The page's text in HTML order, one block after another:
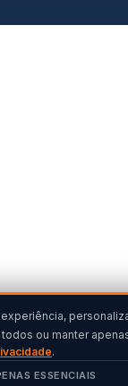
ou manter
.
ESSENCIAIS